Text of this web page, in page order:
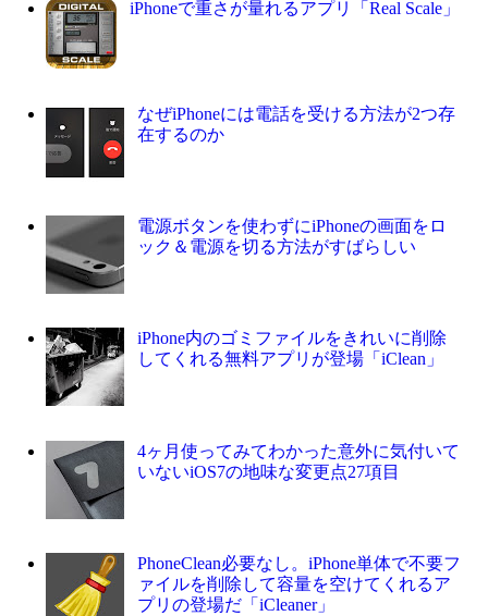
iPhoneで重さが量れるアプリ「Real Scale」
なぜiPhoneには電話を受ける方法が2つ存
在するのか
電源ボタンを使わずにiPhoneの画面をロ
ック＆電源を切る方法がすばらしい
iPhone内のゴミファイルをきれいに削除
してくれる無料アプリが登場「iClean」
4ヶ月使ってみてわかった意外に気付いて
いないiOS7の地味な変更点27項目
PhoneClean必要なし。iPhone単体で不要フ
ァイルを削除して容量を空けてくれるア
プリの登場だ「iCleaner」